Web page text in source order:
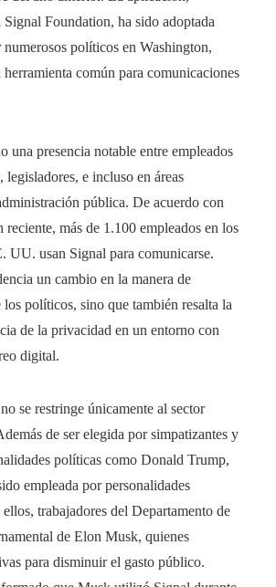
Signal Foundation, ha sido adoptada
numerosos políticos en Washington,
herramienta común para comunicaciones
una presencia notable entre empleados
legisladores, e incluso en áreas
pública. De acuerdo con
reciente, más de 1.100 empleados en los
UU. usan Signal para comunicarse.
un cambio en la manera de
políticos, sino que también resalta la
de la privacidad en un entorno con
digital.
se restringe únicamente al sector
de ser elegida por simpatizantes y
políticas como Donald Trump,
empleada por personalidades
ellos, trabajadores del Departamento de
de Elon Musk, quienes
para disminuir el gasto público.